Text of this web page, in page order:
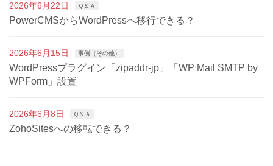
2026年6月22日 Ｑ＆Ａ
PowerCMSからWordPressへ移行できる？
2026年6月15日 事例（その他）
WordPressプラグイン「zipaddr-jp」「WP Mail SMTP by
WPForm」設置
2026年6月8日 Ｑ＆Ａ
ZohoSitesへの移転できる？